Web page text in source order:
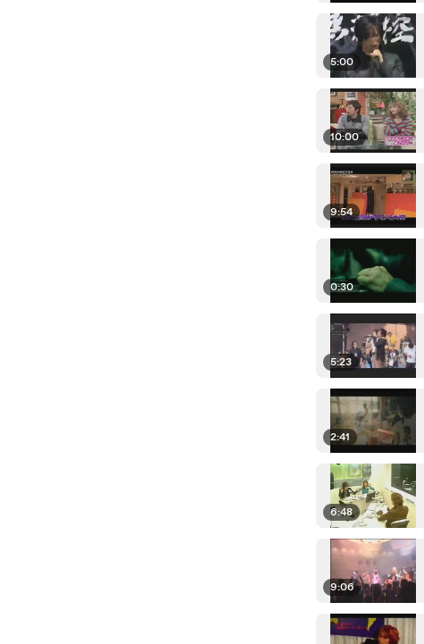
5:00
10:00
9:54
0:30
5:23
2:41
6:48
9:06